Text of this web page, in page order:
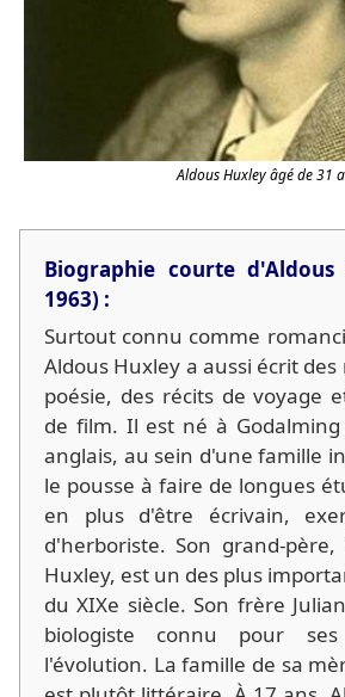
Aldous Huxley âgé de 31
Biographie courte d'Aldous
1963) :
Surtout connu comme
Aldous Huxley a aussi écrit
poésie, des récits de voyage
de film. Il est né à
anglais, au sein d'une famille
le pousse à faire de longues
en plus d'être écrivain,
d'herboriste. Son grand-
Huxley, est un des plus
du XIXe siècle. Son frère
biologiste connu pour
l'évolution. La famille de sa